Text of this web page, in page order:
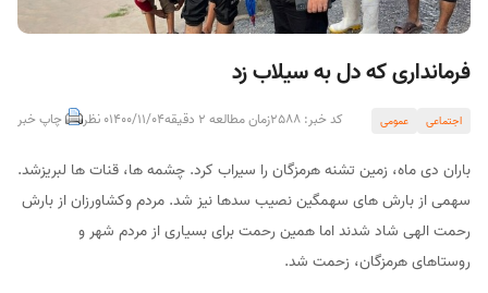
فرمانداری که دل به سیلاب زد
اجتماعی عمومی کد خبر: 2588 زمان مطالعه 2 دقیقه 1400/11/040 نظر چاپ خبر
باران دی ماه، زمین تشنه هرمزگان را سیراب کرد. چشمه ها، قنات ها لبریزشد.
سهمی از بارش های سهمگین نصیب سدها نیز شد. مردم وکشاورزان از بارش
رحمت الهی شاد شدند اما همین رحمت برای بسیاری از مردم شهر و
روستاهای هرمزگان، زحمت شد.